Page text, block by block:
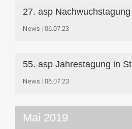
27. asp
News 06.07.23
55. asp Jahrestagung in
News 06.07.23
Mai 2019